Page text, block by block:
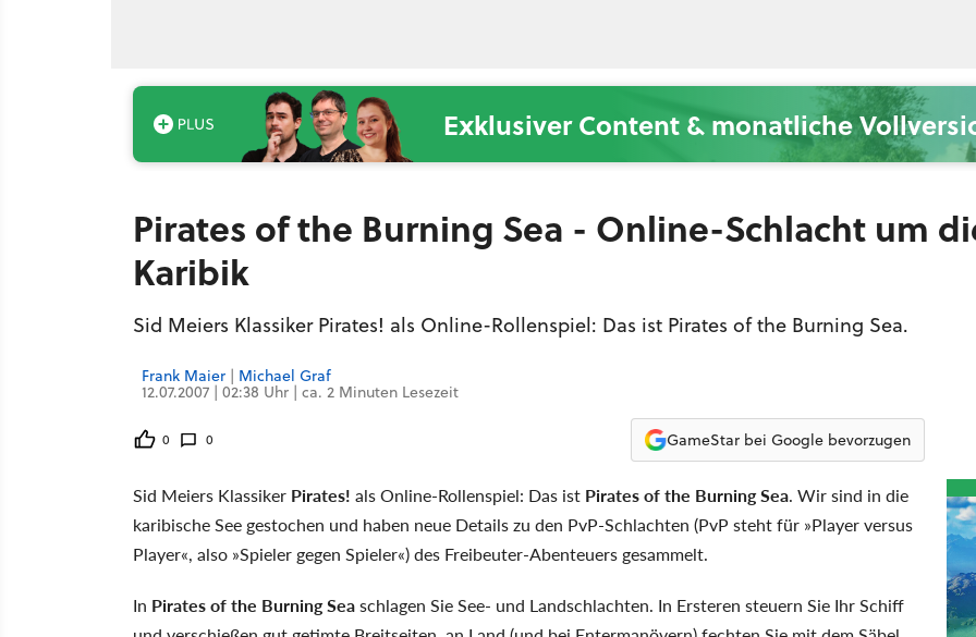
Exklusiver Content & monatliche
Pirates of the Burning Sea - Online-Schlacht um
Karibik
Sid Meiers Klassiker Pirates! als Online-Rollenspiel: Das ist Pirates of the Burning Sea.
Frank Maier | Michael Graf
12.07.2007 | 02:38 Uhr | ca. 2 Minuten Lesezeit
0 0 GameStar bei Google bevorzugen
Sid Meiers Klassiker Pirates! als Online-Rollenspiel: Das ist Pirates of the Burning Sea. Wir sind in die
karibische See gestochen und haben neue Details zu den PvP-Schlachten (PvP steht für »Player versus
Player«, also »Spieler gegen Spieler«) des Freibeuter-Abenteuers gesammelt.
In Pirates of the Burning Seaschlagen Sie See- und Landschlachten. In Ersteren steuern Sie Ihr Schiff